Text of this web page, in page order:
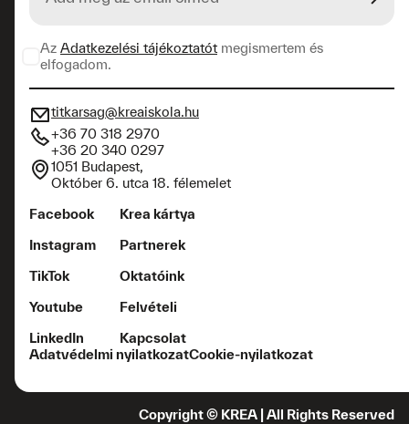
Az Adatkezelési tájékoztatót megismertem és
elfogadom.
titkarsag@kreaiskola.hu
+36 70 318 2970
+36 20 340 0297
1051 Budapest,
Október 6. utca 18. félemelet
Facebook
Instagram
TikTok
Youtube
LinkedIn
Krea kártya
Partnerek
Oktatóink
Felvételi
Kapcsolat
Adatvédelmi nyilatkozatCookie-nyilatkozat
Copyright © KREA | All Rights Reserved